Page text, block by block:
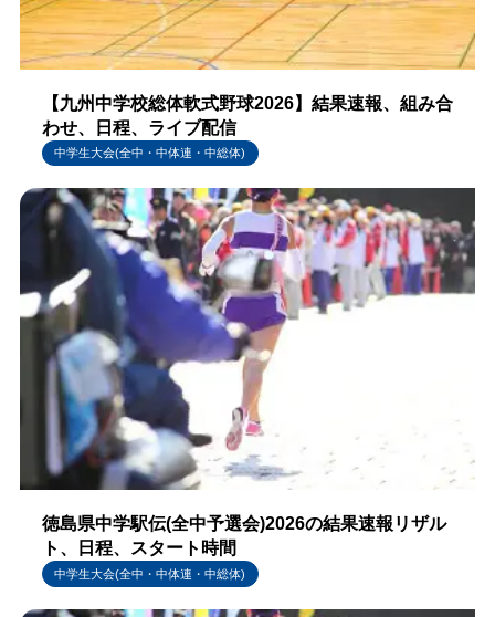
【九州中学校総体軟式野球2026】結果速報、組み合
わせ、日程、ライブ配信
中学生大会(全中・中体連・中総体)
徳島県中学駅伝(全中予選会)2026の結果速報リザル
ト、日程、スタート時間
中学生大会(全中・中体連・中総体)